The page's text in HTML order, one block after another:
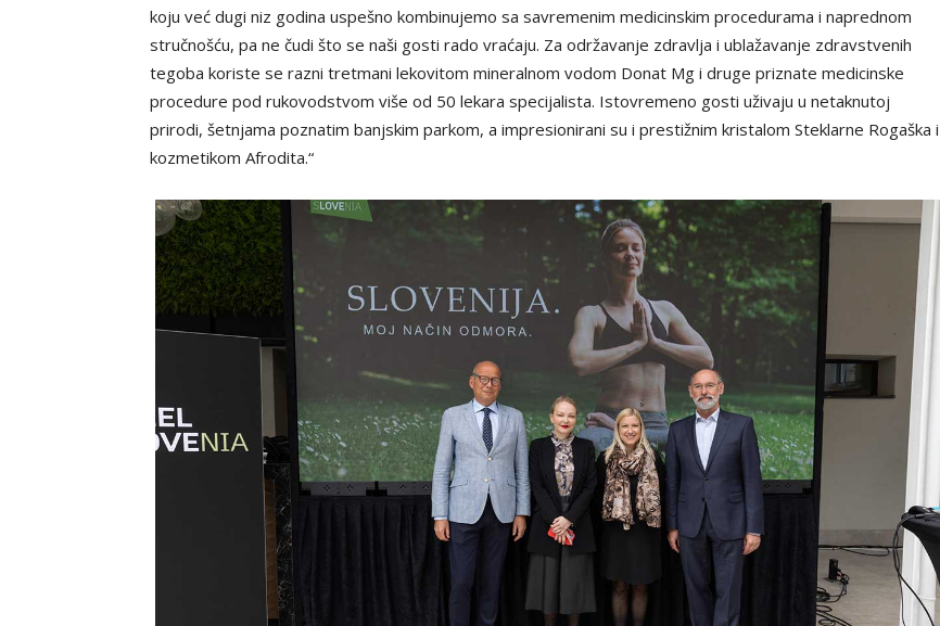
koju već dugi niz godina uspešno kombinujemo sa savremenim medicinskim procedurama i naprednom
stručnošću, pa ne čudi što se naši gosti rado vraćaju. Za održavanje zdravlja i ublažavanje zdravstvenih
tegoba koriste se razni tretmani lekovitom mineralnom vodom Donat Mg i druge priznate medicinske
procedure pod rukovodstvom više od 50 lekara specijalista. Istovremeno gosti uživaju u netaknutoj
prirodi, šetnjama poznatim banjskim parkom, a impresionirani su i prestižnim kristalom Steklarne Rogaška i
kozmetikom Afrodita.“